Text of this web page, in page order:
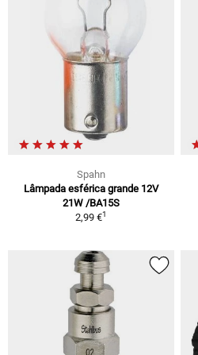
Spahn
Lâmpada esférica grande 12V
21W /BA15S
2,99 €1